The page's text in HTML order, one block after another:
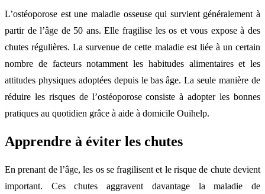
L’ostéoporose est une maladie osseuse qui survient généralement à
partir de l’âge de 50 ans. Elle fragilise les os et vous expose à des
chutes régulières. La survenue de cette maladie est liée à un certain
nombre de facteurs notamment les habitudes alimentaires et les
attitudes physiques adoptées depuis le bas âge. La seule manière de
réduire les risques de l’ostéoporose consiste à adopter les bonnes
pratiques au quotidien grâce à aide à domicile Ouihelp.
Apprendre à éviter les chutes
En prenant de l’âge, les os se fragilisent et le risque de chute devient
important. Ces chutes aggravent davantage la maladie de